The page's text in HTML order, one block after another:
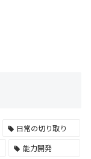
日常の切り取り
能力開発